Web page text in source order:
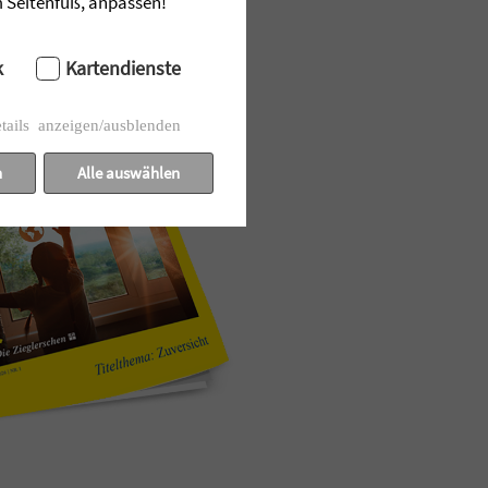
Kartendienste
anzeigen/ausblenden
Alle auswählen